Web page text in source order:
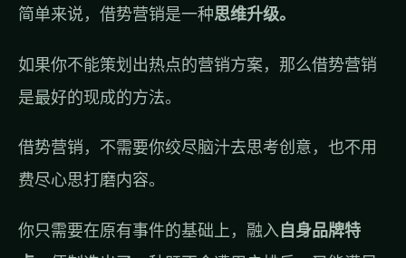
简单来说，借势营销是一种思维升级。
如果你不能策划出热点的营销方案，那么借势营销
是最好的现成的方法。
借势营销，不需要你绞尽脑汁去思考创意，也不用
费尽心思打磨内容。
你只需要在原有事件的基础上，融入自身品牌特